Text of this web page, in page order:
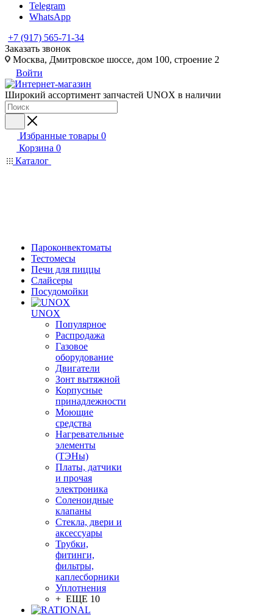
Telegram
WhatsApp
+7 (917) 565-71-34
Заказать звонок
Москва, Дмитровское шоссе, дом 100, строение 2
Войти
Широкий ассортимент запчастей UNOX в наличии
Избранные товары 0
Корзина 0
Каталог
Пароконвектоматы
Тестомесы
Печи для пиццы
Слайсеры
Посудомойки
UNOX
Популярное
Распродажа
Газовое
оборудование
Двигатели
Зонт вытяжной
Корпусные
принадлежности
Моющие
средства
Нагревательные
элементы
(ТЭНы)
Платы, датчики
и прочая
электроника
Соленоидные
клапаны
Стекла, двери и
аксессуары
Трубки,
фитинги,
фильтры,
каплесборники
Уплотнения
+ ЕЩЕ 10